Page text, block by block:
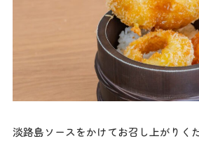
淡路島ソースをかけてお召し上がりく